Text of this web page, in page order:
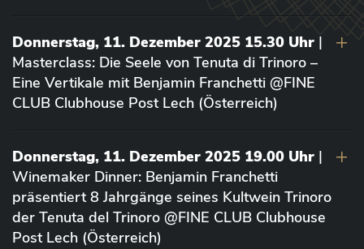
Donnerstag, 11. Dezember 2025 15.30 Uhr |
Masterclass: Die Seele von Tenuta di Trinoro –
Eine Vertikale mit Benjamin Franchetti @FINE
CLUB Clubhouse Post Lech (Österreich)
Donnerstag, 11. Dezember 2025 19.00 Uhr |
Winemaker Dinner: Benjamin Franchetti
präsentiert 8 Jahrgänge seines Kultwein Trinoro
der Tenuta del Trinoro @FINE CLUB Clubhouse
Post Lech (Österreich)